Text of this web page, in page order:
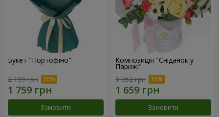
Букет "Портофіно"
2 199 грн
Замовити
Композиція "Сніданок у
Парижі"
1 952 грн
Замовити